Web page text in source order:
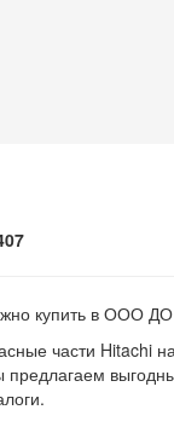
купить в ООО
части Hitachi